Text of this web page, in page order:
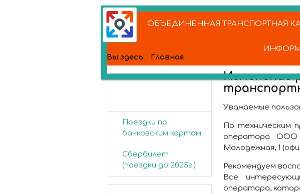
ОБЪЕДИНЕННАЯ ТРАНСПОРТНАЯ
Вы здесь: Главная
Поездки по
банковским картам
Сбербилет
(поездки до 2025г.)
Изменение
Уважаемые
По техническим
оператора ООО
Молодежная, 1
Рекомендуем
Все
оператора,